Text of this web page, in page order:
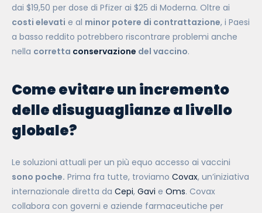
dai $19,50 per dose di Pfizer ai $25 di Moderna. Oltre ai
costi elevati e al minor potere di contrattazione, i Paesi
a basso reddito potrebbero riscontrare problemi anche
nella corretta conservazione del vaccino.
Come evitare un incremento
delle disuguaglianze a livello
globale?
Le soluzioni attuali per un più equo accesso ai vaccini
sono poche. Prima fra tutte, troviamo Covax, un’iniziativa
internazionale diretta da Cepi, Gavi e Oms. Covax
collabora con governi e aziende farmaceutiche per